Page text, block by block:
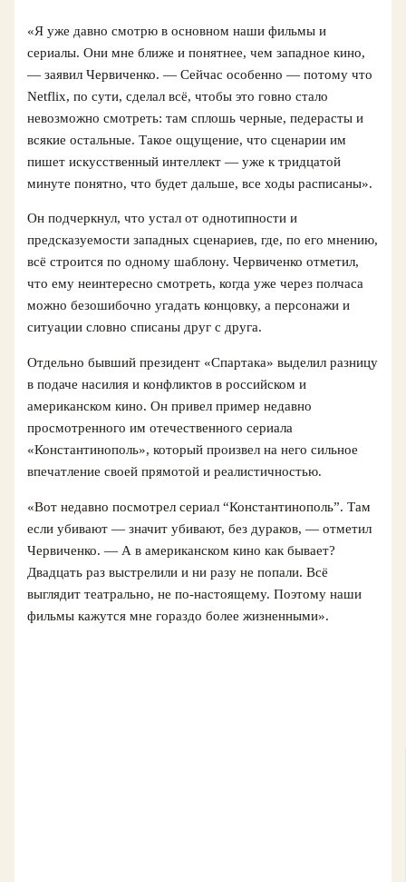
«Я уже давно смотрю в основном наши фильмы и
сериалы. Они мне ближе и понятнее, чем западное кино,
— заявил Червиченко. — Сейчас особенно — потому что
Netflix, по сути, сделал всё, чтобы это говно стало
невозможно смотреть: там сплошь черные, педерасты и
всякие остальные. Такое ощущение, что сценарии им
пишет искусственный интеллект — уже к тридцатой
минуте понятно, что будет дальше, все ходы расписаны».
Он подчеркнул, что устал от однотипности и
предсказуемости западных сценариев, где, по его мнению,
всё строится по одному шаблону. Червиченко отметил,
что ему неинтересно смотреть, когда уже через полчаса
можно безошибочно угадать концовку, а персонажи и
ситуации словно списаны друг с друга.
Отдельно бывший президент «Спартака» выделил разницу
в подаче насилия и конфликтов в российском и
американском кино. Он привел пример недавно
просмотренного им отечественного сериала
«Константинополь», который произвел на него сильное
впечатление своей прямотой и реалистичностью.
«Вот недавно посмотрел сериал “Константинополь”. Там
если убивают — значит убивают, без дураков, — отметил
Червиченко. — А в американском кино как бывает?
Двадцать раз выстрелили и ни разу не попали. Всё
выглядит театрально, не по-настоящему. Поэтому наши
фильмы кажутся мне гораздо более жизненными».